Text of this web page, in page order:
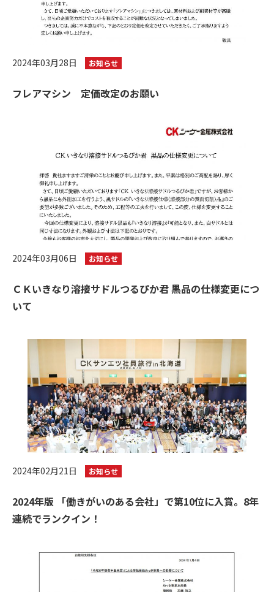
2024年03月28日 お知らせ
フレアマシン 定価改定のお願い
2024年03月06日 お知らせ
ＣＫいきなり溶接サドルつるぴか君 黒品の仕様変更につ
いて
2024年02月21日 お知らせ
2024年版 「働きがいのある会社」で第10位に入賞。8年
連続でランクイン！